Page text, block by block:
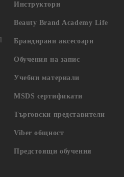
Инструктори
Beauty Brand Academy Life
Брандирани аксесоари
Обучения на запис
Учебни материали
MSDS сертификати
Търговски представители
Viber общност
Предстоящи обучения